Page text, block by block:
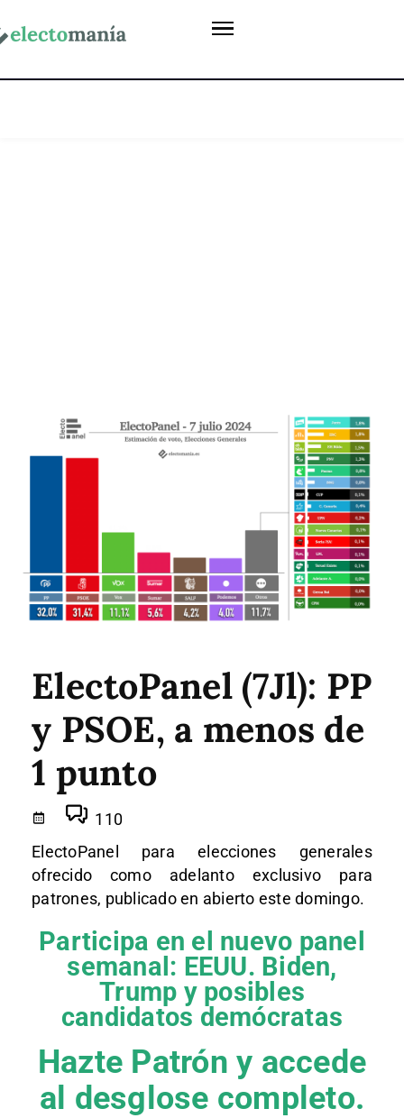
ElectoPanel (7Jl): PP
y PSOE, a menos de
1 punto
110
ElectoPanel para elecciones generales
ofrecido como adelanto exclusivo para
patrones, publicado en abierto este domingo.
Participa en el nuevo panel
semanal: EEUU. Biden,
Trump y posibles
candidatos demócratas
Hazte Patrón y accede
al desglose completo.